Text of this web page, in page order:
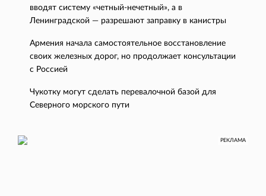
вводят систему «четный-нечетный», а в
Ленинградской — разрешают заправку в канистры
Армения начала самостоятельное восстановление
своих железных дорог, но продолжает консультации
с Россией
Чукотку могут сделать перевалочной базой для
Северного морского пути
РЕКЛАМА